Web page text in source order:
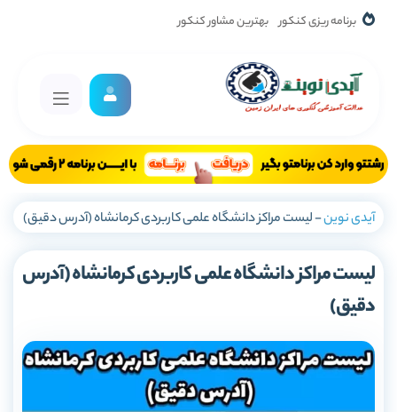
برنامه ریزی کنکور بهترین مشاور کنکور
آیدی نوین-لیست مراکز دانشگاه علمی کاربردی کرمانشاه (آدرس دقیق)
لیست مراکز دانشگاه علمی کاربردی کرمانشاه (آدرس
دقیق)